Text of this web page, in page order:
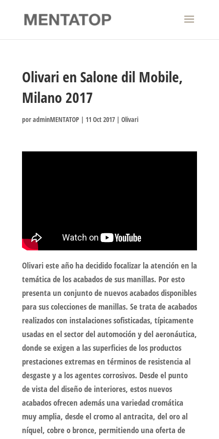
Olivari en Salone dil Mobile,
Milano 2017
poradminMENTATOP| 11 Oct 2017| Olivari
Olivari este año ha decidido focalizar la atención en la
temática de los acabados de sus manillas. Por esto
presenta un conjunto de nuevos acabados disponibles
para sus colecciones de manillas. Se trata de acabados
realizados con instalaciones sofisticadas, típicamente
usadas en el sector del automoción y del aeronáutica,
donde se exigen a las superficies de los productos
prestaciones extremas en términos de resistencia al
desgaste y a los agentes corrosivos. Desde el punto
de vista del diseño de interiores, estos nuevos
acabados ofrecen además una variedad cromática
muy amplia, desde el cromo al antracita, del oro al
níquel, cobre o bronce, permitiendo una oferta de